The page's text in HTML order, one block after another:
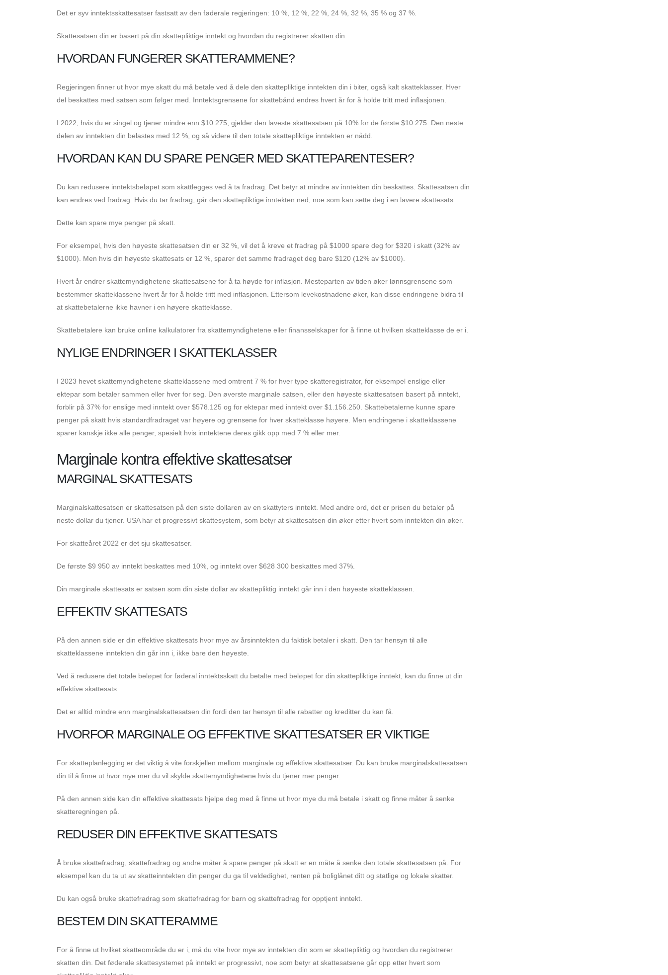
Det er syv inntektsskattesatser fastsatt av den føderale regjeringen: 10 %, 12 %, 22 %, 24 %, 32 %, 35 % og 37 %.
Skattesatsen din er basert på din skattepliktige inntekt og hvordan du registrerer skatten din.
HVORDAN FUNGERER SKATTERAMMENE?
Regjeringen finner ut hvor mye skatt du må betale ved å dele den skattepliktige inntekten din i biter, også kalt skatteklasser. Hver
del beskattes med satsen som følger med. Inntektsgrensene for skattebånd endres hvert år for å holde tritt med inflasjonen.
I 2022, hvis du er singel og tjener mindre enn $10.275, gjelder den laveste skattesatsen på 10% for de første $10.275. Den neste
delen av inntekten din belastes med 12 %, og så videre til den totale skattepliktige inntekten er nådd.
HVORDAN KAN DU SPARE PENGER MED SKATTEPARENTESER?
Du kan redusere inntektsbeløpet som skattlegges ved å ta fradrag. Det betyr at mindre av inntekten din beskattes. Skattesatsen din
kan endres ved fradrag. Hvis du tar fradrag, går den skattepliktige inntekten ned, noe som kan sette deg i en lavere skattesats.
Dette kan spare mye penger på skatt.
For eksempel, hvis den høyeste skattesatsen din er 32 %, vil det å kreve et fradrag på $1000 spare deg for $320 i skatt (32% av
$1000). Men hvis din høyeste skattesats er 12 %, sparer det samme fradraget deg bare $120 (12% av $1000).
Hvert år endrer skattemyndighetene skattesatsene for å ta høyde for inflasjon. Mesteparten av tiden øker lønnsgrensene som
bestemmer skatteklassene hvert år for å holde tritt med inflasjonen. Ettersom levekostnadene øker, kan disse endringene bidra til
at skattebetalerne ikke havner i en høyere skatteklasse.
Skattebetalere kan bruke online kalkulatorer fra skattemyndighetene eller finansselskaper for å finne ut hvilken skatteklasse de er i.
NYLIGE ENDRINGER I SKATTEKLASSER
I 2023 hevet skattemyndighetene skatteklassene med omtrent 7 % for hver type skatteregistrator, for eksempel enslige eller
ektepar som betaler sammen eller hver for seg. Den øverste marginale satsen, eller den høyeste skattesatsen basert på inntekt,
forblir på 37% for enslige med inntekt over $578.125 og for ektepar med inntekt over $1.156.250. Skattebetalerne kunne spare
penger på skatt hvis standardfradraget var høyere og grensene for hver skatteklasse høyere. Men endringene i skatteklassene
sparer kanskje ikke alle penger, spesielt hvis inntektene deres gikk opp med 7 % eller mer.
Marginale kontra effektive skattesatser
MARGINAL SKATTESATS
Marginalskattesatsen er skattesatsen på den siste dollaren av en skattyters inntekt. Med andre ord, det er prisen du betaler på
neste dollar du tjener. USA har et progressivt skattesystem, som betyr at skattesatsen din øker etter hvert som inntekten din øker.
For skatteåret 2022 er det sju skattesatser.
De første $9 950 av inntekt beskattes med 10%, og inntekt over $628 300 beskattes med 37%.
Din marginale skattesats er satsen som din siste dollar av skattepliktig inntekt går inn i den høyeste skatteklassen.
EFFEKTIV SKATTESATS
På den annen side er din effektive skattesats hvor mye av årsinntekten du faktisk betaler i skatt. Den tar hensyn til alle
skatteklassene inntekten din går inn i, ikke bare den høyeste.
Ved å redusere det totale beløpet for føderal inntektsskatt du betalte med beløpet for din skattepliktige inntekt, kan du finne ut din
effektive skattesats.
Det er alltid mindre enn marginalskattesatsen din fordi den tar hensyn til alle rabatter og kreditter du kan få.
HVORFOR MARGINALE OG EFFEKTIVE SKATTESATSER ER VIKTIGE
For skatteplanlegging er det viktig å vite forskjellen mellom marginale og effektive skattesatser. Du kan bruke marginalskattesatsen
din til å finne ut hvor mye mer du vil skylde skattemyndighetene hvis du tjener mer penger.
På den annen side kan din effektive skattesats hjelpe deg med å finne ut hvor mye du må betale i skatt og finne måter å senke
skatteregningen på.
REDUSER DIN EFFEKTIVE SKATTESATS
Å bruke skattefradrag, skattefradrag og andre måter å spare penger på skatt er en måte å senke den totale skattesatsen på. For
eksempel kan du ta ut av skatteinntekten din penger du ga til veldedighet, renten på boliglånet ditt og statlige og lokale skatter.
Du kan også bruke skattefradrag som skattefradrag for barn og skattefradrag for opptjent inntekt.
BESTEM DIN SKATTERAMME
For å finne ut hvilket skatteområde du er i, må du vite hvor mye av inntekten din som er skattepliktig og hvordan du registrerer
skatten din. Det føderale skattesystemet på inntekt er progressivt, noe som betyr at skattesatsene går opp etter hvert som